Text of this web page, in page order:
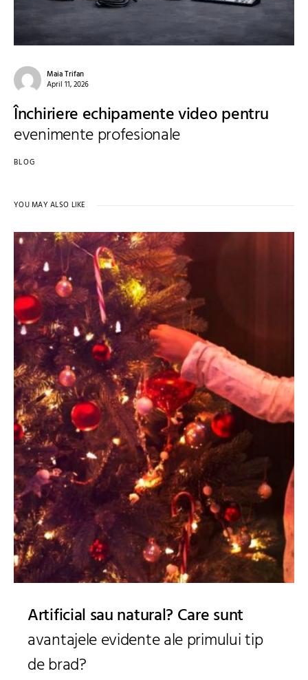
Maia Trifan
April 11, 2026
Închiriere echipamente video pentru
evenimente profesionale
BLOG
YOU MAY ALSO LIKE
Artificial sau natural? Care sunt
avantajele evidente ale primului tip
de brad?